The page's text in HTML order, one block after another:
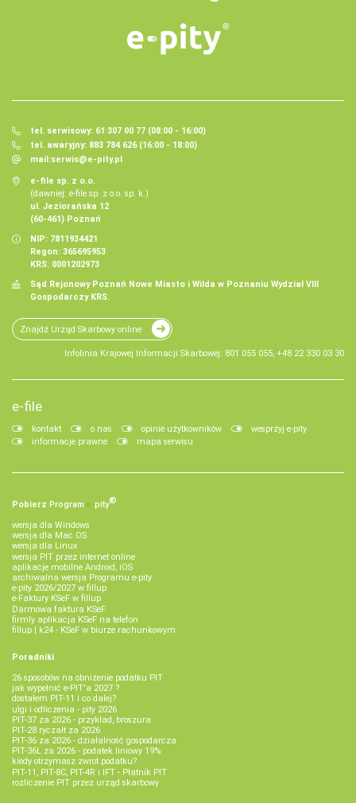
tel. serwisowy: 61 307 00 77 (08:00 - 16:00)
tel. awaryjny: 883 784 626 (16:00 - 18:00)
mail:serwis@e-pity.pl
e-file sp. z o.o.
(dawniej: e-file sp. z o.o. sp. k.)
ul. Jeziorańska 12
(60-461) Poznań
NIP: 7811934421
Regon: 365695953
KRS: 0001202973
Sąd Rejonowy Poznań Nowe Miasto i Wilda w Poznaniu Wydział VIII
Gospodarczy KRS.
Znajdź Urząd Skarbowy online
Infolinia Krajowej Informacji Skarbowej: 801 055 055, +48 22 330 03 30
e-file
kontakt o nas opinie użytkowników
wesprzyj e-pity
informacje prawne
mapa serwisu
Pobierz Program e‑pity®
wersja dla Windows
wersja dla Mac OS
wersja dla Linux
wersja PIT przez internet online
aplikacje mobilne Android, iOS
archiwalna wersja Programu e-pity
e-pity 2026/2027 w fillup
e‑Faktury KSeF w fillup
Darmowa faktura KSeF
firmly aplikacja KSeF na telefon
fillup | k24 - KSeF w biurze rachunkowym
Poradniki
26 sposobów na obniżenie podatku PIT
jak wypełnić e-PIT'a 2027 ?
dostałem PIT-11 i co dalej?
ulgi i odliczenia - pity 2026
PIT-37 za 2026 - przykład, broszura
PIT-28 ryczałt za 2026
PIT-36 za 2026 - działalność gospodarcza
PIT-36L za 2026 - podatek liniowy 19%
kiedy otrzymasz zwrot podatku?
PIT-11, PIT-8C, PIT-4R i IFT - Płatnik PIT
rozliczenie PIT przez urząd skarbowy